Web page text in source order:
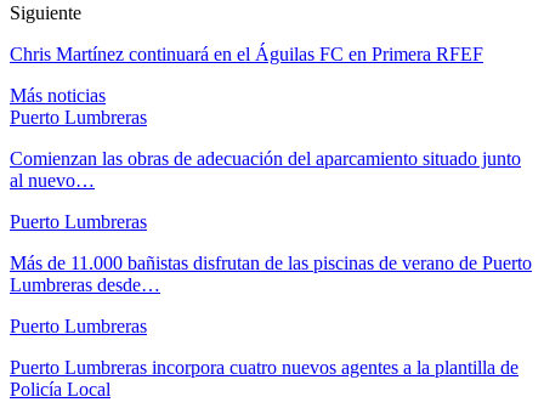
Siguiente
Chris Martínez continuará en el Águilas FC en Primera RFEF
Más noticias
Puerto Lumbreras
Comienzan las obras de adecuación del aparcamiento situado junto
al nuevo…
Puerto Lumbreras
Más de 11.000 bañistas disfrutan de las piscinas de verano de Puerto
Lumbreras desde…
Puerto Lumbreras
Puerto Lumbreras incorpora cuatro nuevos agentes a la plantilla de
Policía Local